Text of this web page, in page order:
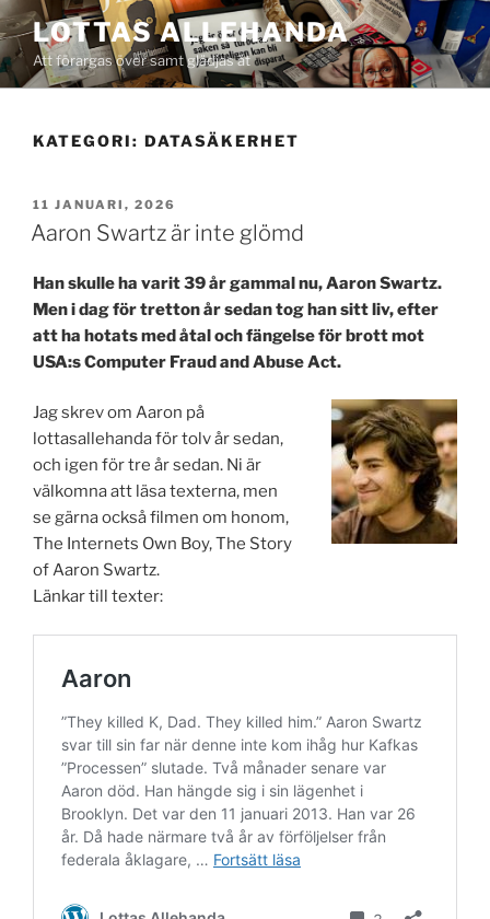
Hoppa
till
innehåll
LOTTAS ALLEHANDA
Att förargas över samt glädjas åt
KATEGORI: DATASÄKERHET
PUBLICERAT
11 JANUARI, 2026
Aaron Swartz är inte glömd
Han skulle ha varit 39 år gammal nu, Aaron Swartz.
Men i dag för tretton år sedan tog han sitt liv, efter
att ha hotats med åtal och fängelse för brott mot
USA:s Computer Fraud and Abuse Act.
Jag skrev om Aaron på
lottasallehanda för tolv år sedan,
och igen för tre år sedan. Ni är
välkomna att läsa texterna, men
se gärna också filmen om honom,
The Internets Own Boy, The Story
of Aaron Swartz.
Länkar till texter: